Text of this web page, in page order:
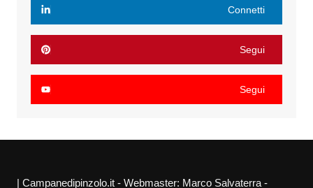
Connetti
Segui
Segui
| Campanedipinzolo.it - Webmaster: Marco Salvaterra -